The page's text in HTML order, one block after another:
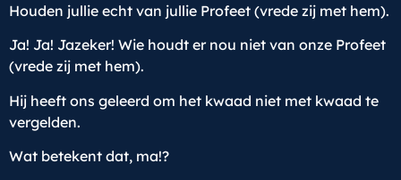
Houden jullie echt van jullie Profeet (vrede zij met hem).
Ja! Ja! Jazeker! Wie houdt er nou niet van onze Profeet
(vrede zij met hem).
Hij heeft ons geleerd om het kwaad niet met kwaad te
vergelden.
Wat betekent dat, ma!?